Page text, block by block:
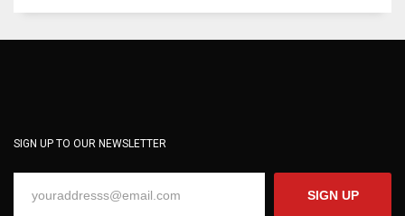
SIGN UP TO OUR NEWSLETTER
SIGN UP